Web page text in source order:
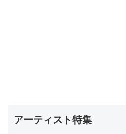
アーティスト特集